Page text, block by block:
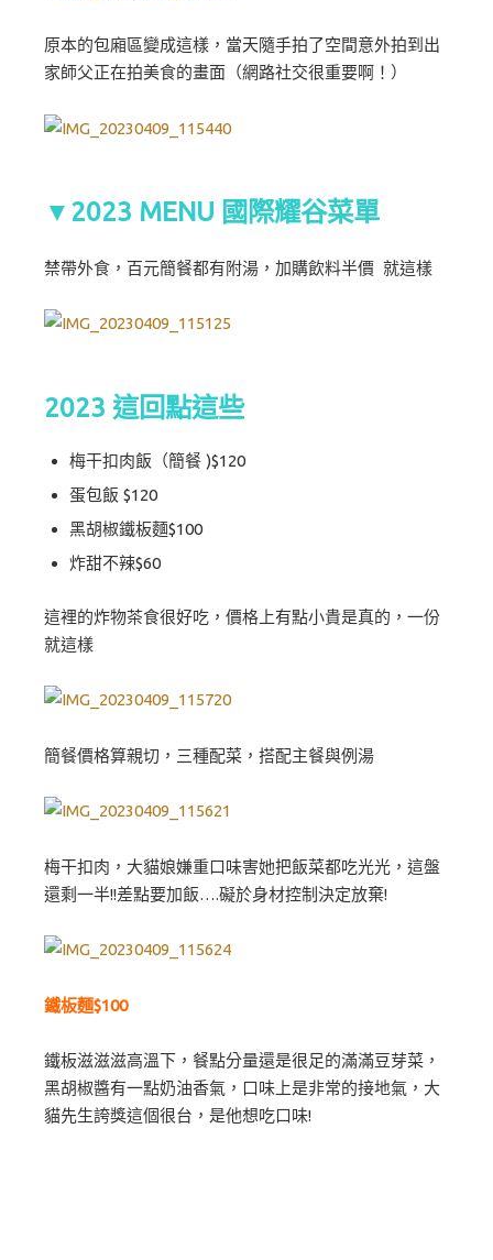
原本的包廂區變成這樣，當天隨手拍了空間意外拍到出
家師父正在拍美食的畫面（網路社交很重要啊！）
▼2023 MENU 國際耀谷菜單
禁帶外食，百元簡餐都有附湯，加購飲料半價 就這樣
2023 這回點這些
梅干扣肉飯（簡餐 )$120
蛋包飯 $120
黑胡椒鐵板麵$100
炸甜不辣$60
這裡的炸物茶食很好吃，價格上有點小貴是真的，一份
就這樣
簡餐價格算親切，三種配菜，搭配主餐與例湯
梅干扣肉，大貓娘嫌重口味害她把飯菜都吃光光，這盤
還剩一半!!差點要加飯….礙於身材控制決定放棄!
鐵板麵$100
鐵板滋滋滋高溫下，餐點分量還是很足的滿滿豆芽菜，
黑胡椒醬有一點奶油香氣，口味上是非常的接地氣，大
貓先生誇獎這個很台，是他想吃口味!